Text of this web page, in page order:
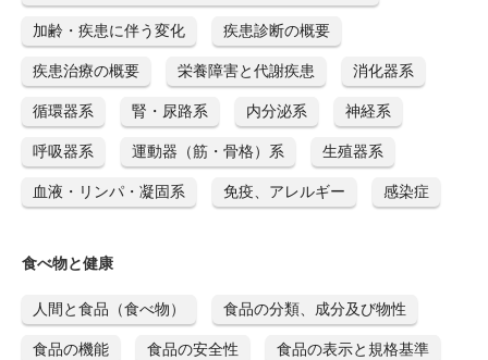
加齢・疾患に伴う変化 疾患診断の概要
疾患治療の概要 栄養障害と代謝疾患 消化器系
循環器系 腎・尿路系 内分泌系 神経系
呼吸器系 運動器（筋・骨格）系 生殖器系
血液・リンパ・凝固系 免疫、アレルギー 感染症
食べ物と健康
人間と食品（食べ物） 食品の分類、成分及び物性
食品の機能 食品の安全性 食品の表示と規格基準